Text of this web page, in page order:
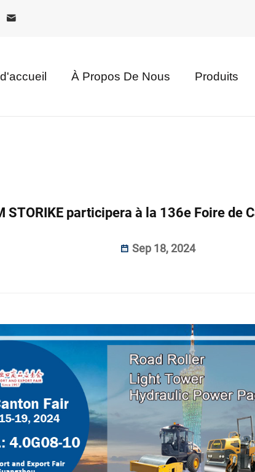
À Propos De Nous Produits
STORIKE participera à la 136e Foire de
Sep 18, 2024